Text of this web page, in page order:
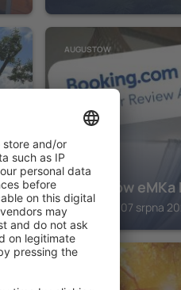
AUGUSTOW
Augustów
Augustow, 07 srpna